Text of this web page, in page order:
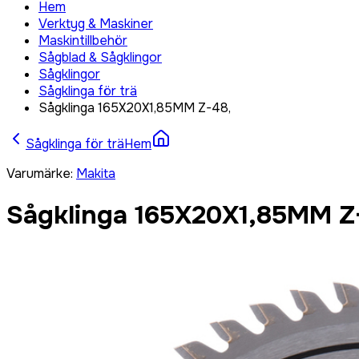
Hem
Verktyg & Maskiner
Maskintillbehör
Sågblad & Sågklingor
Sågklingor
Sågklinga för trä
Sågklinga 165X20X1,85MM Z-48,
Sågklinga för träHem
Varumärke: Makita
Sågklinga 165X20X1,85MM